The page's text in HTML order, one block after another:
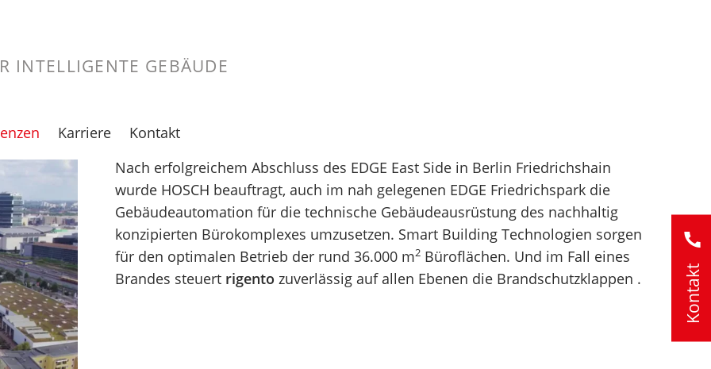
INTELLIGENTE GEBÄUDE
Karriere
Jobportal
Professionals
Ausbildung &
Studium
Initiativbewerbung
Kontakt
Nach erfolgreichem Abschluss des EDGE East Side in Berlin Friedrichshain
wurde HOSCH beauftragt, auch im nah gelegenen EDGE Friedrichspark die
Gebäudeautomation für die technische Gebäudeausrüstung des nachhaltig
konzipierten Bürokomplexes umzusetzen. Smart Building Technologien sorgen
für den optimalen Betrieb der rund 36.000 m2 Büroflächen. Und im Fall eines
Brandes steuert rigento zuverlässig auf allen Ebenen die Brandschutzklappen . Kontakt